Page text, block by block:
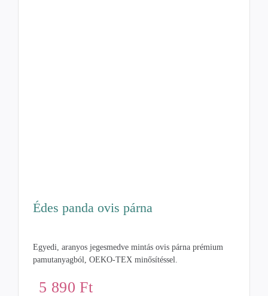
Édes panda ovis párna
Egyedi, aranyos jegesmedve mintás ovis párna prémium
pamutanyagból, OEKO-TEX minősítéssel.
5 890Ft